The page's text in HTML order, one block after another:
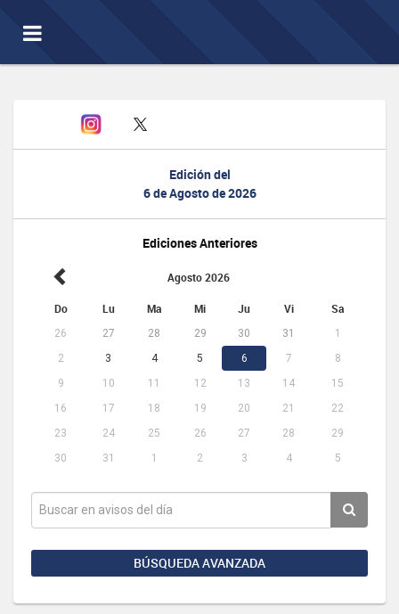
Toggle
navigation
Edición del
6 de Agosto de 2026
Ediciones Anteriores
Agosto 2026
Do Lu Ma Mi Ju Vi Sa
26 27 28 29 30 31
1
2
3 4 5 6 7
8
9
10 11 12 13 14
15
16
17 18 19 20 21
22
23
24 25 26 27 28
29
30
31 1 2 3 4 5
BÚSQUEDA AVANZADA